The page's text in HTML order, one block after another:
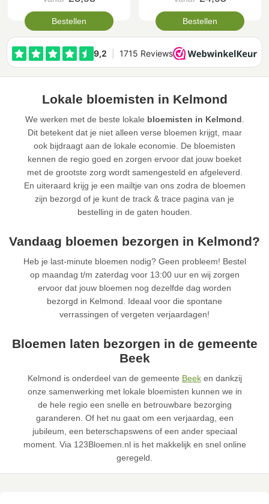
Bestellen Bestellen
Lokale bloemisten in Kelmond
We werken met de beste lokale bloemisten in Kelmond
Dit betekent dat je niet alleen verse bloemen krijgt, maar
ook bijdraagt aan de lokale economie. De bloemisten
kennen de regio goed en zorgen ervoor dat jouw boeket
met de grootste zorg wordt samengesteld en afgeleverd.
En uiteraard krijg je een mailtje van ons zodra de bloemen
zijn bezorgd of je kunt de track & trace pagina van je
bestelling in de gaten houden.
Vandaag bloemen bezorgen in Kelmond?
Heb je last-minute bloemen nodig? Geen probleem! Bestel
op maandag t/m zaterdag voor 13:00 uur en wij zorgen
ervoor dat jouw bloemen nog dezelfde dag worden
bezorgd in Kelmond. Ideaal voor die spontane
verrassingen of vergeten verjaardagen!
Bloemen laten bezorgen in de gemeente
Beek
Kelmond is onderdeel van de gemeente Beeken dankzij
onze samenwerking met lokale bloemisten kunnen we in
de hele regio een snelle en betrouwbare bezorging
garanderen. Of het nu gaat om een verjaardag, een
jubileum, een beterschapswens of een ander speciaal
moment. Via 123Bloemen.nl is het makkelijk en snel online
geregeld.